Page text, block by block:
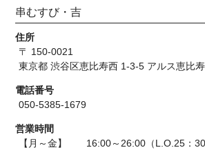
串むすび・吉
住所
〒 150-0021
東京都 渋谷区恵比寿西 1-3-5 アルス恵比
電話番号
050-5385-1679
営業時間
【月～金】 16:00～26:00（L.O.25：30